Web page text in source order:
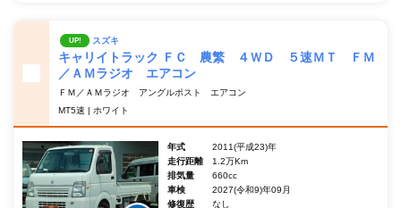
UP! スズキ
キャリイトラック ＦＣ 農繁 ４ＷＤ ５速ＭＴ ＦＭ
／ＡＭラジオ エアコン
ＦＭ／ＡＭラジオ アングルポスト エアコン
MT5速 | ホワイト
年式
2011(平成23)年
走行距離
1.2万Km
排気量
660cc
車検
2027(令和9)年09月
修復歴
なし